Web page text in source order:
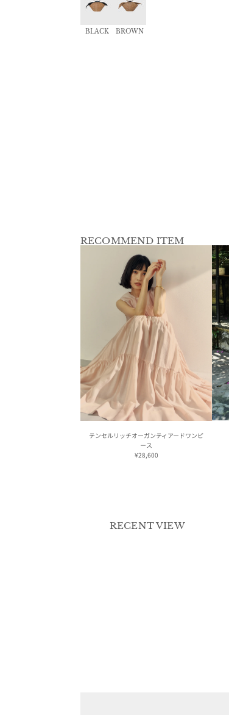
BLACK BROWN
RECOMMEND ITEM
テンセルリッチオーガンティアードワンピ
ース
¥28,600
RECENT VIEW